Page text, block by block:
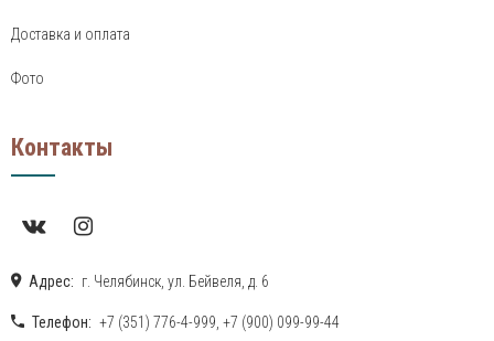
Доставка и оплата
Фото
Контакты
Адрес: г. Челябинск, ул. Бейвеля, д. 6
Телефон: +7 (351) 776-4-999 +7 (900) 099-99-44